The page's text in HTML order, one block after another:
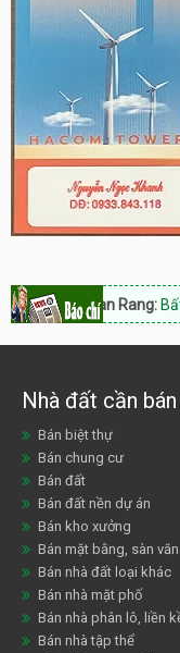
Rang:Bất động sản
Nhà đất cần bán
Bán biệt thự
Bán chung cư
Bán đất
Bán đất nền dự án
Bán kho xưởng
Bán mặt bằng, sàn
Bán nhà đất loại khác
Bán nhà mặt phố
Bán nhà phân lô, liền
Bán nhà tập thể